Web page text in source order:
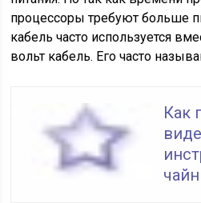
процессоры требуют больше
кабель часто используется
вольт кабель. Его часто
Как